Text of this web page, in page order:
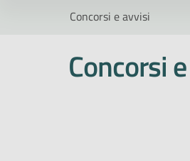
Concorsi e avvisi
Concorsi